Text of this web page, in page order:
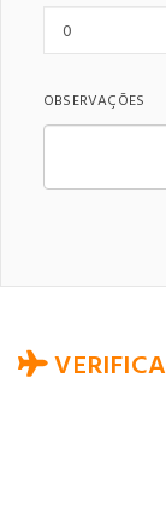
OBSERVAÇÕES